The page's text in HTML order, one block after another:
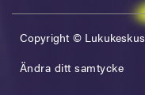
Copyright ©
Ändra ditt samtycke